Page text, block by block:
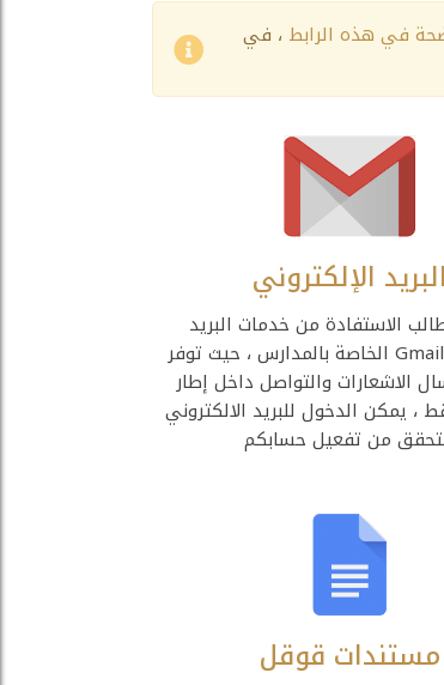
في هذه الرابط ، في
البريد الإلكتروني
الاستفادة من خدمات البريد
الإلكتروني Gmail الخاصة بالمدارس ، حيث توفر
الاشعارات والتواصل داخل إطار
، يمكن الدخول للبريد الالكتروني
من تفعيل حسابكم
مستندات قوقل